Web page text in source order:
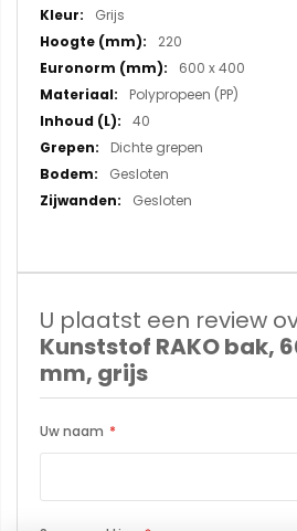
Grijs
220
600 x 400
Polypropeen (PP)
40
Dichte grepen
Gesloten
Gesloten
U plaatst een review
Kunststof RAKO bak,
mm, grijs
Uw naam